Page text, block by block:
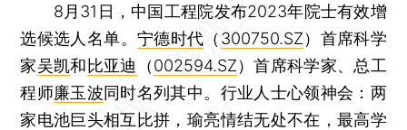
8月31日，中国工程院发布2023年院士有效增
选候选人名单。 宁德时代 （300750.SZ）首席科学
家吴凯和 比亚迪 （002594.SZ）首席科学家、总工
程师廉玉波同时名列其中。行业人士心领神会：两
家电池巨头相互比拼，瑜亮情结无处不在，最高学